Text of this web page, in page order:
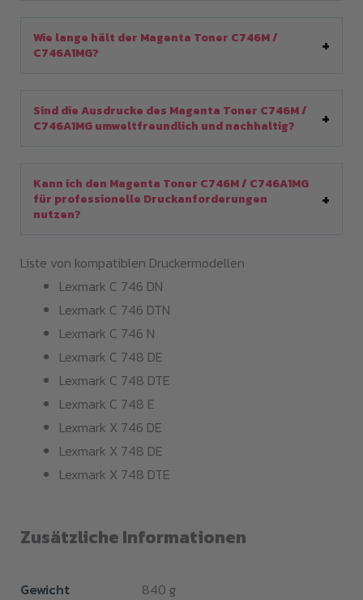
Wie lange hält der Magenta Toner C746M /
C746A1MG?
Sind die Ausdrucke des Magenta Toner C746M /
C746A1MG umweltfreundlich und nachhaltig?
Kann ich den Magenta Toner C746M / C746A1MG
für professionelle Druckanforderungen
nutzen?
Liste von kompatiblen Druckermodellen
Lexmark C 746 DN
Lexmark C 746 DTN
Lexmark C 746 N
Lexmark C 748 DE
Lexmark C 748 DTE
Lexmark C 748 E
Lexmark X 746 DE
Lexmark X 748 DE
Lexmark X 748 DTE
Zusätzliche Informationen
Gewicht
840 g